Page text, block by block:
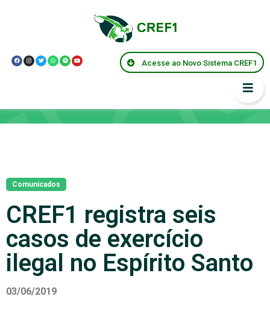
Acesse ao Novo Sistema CREF1
Comunicados
CREF1 registra seis
casos de exercício
ilegal no Espírito Santo
03/06/2019